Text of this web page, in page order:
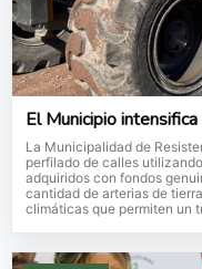
El Municipio
La Municipalidad de
perfilado de calles
adquiridos con fondos
cantidad de arterias de
climáticas que permiten un